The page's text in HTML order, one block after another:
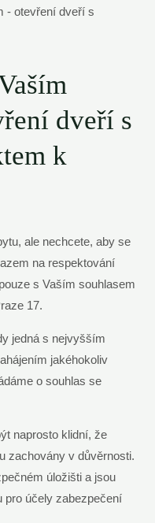
dveří s
k
ale nechcete, aby se
na respektování
s Vaším souhlasem
17.
jedná s nejvyšším
jakéhokoliv
o souhlas se
naprosto klidní, že
zachovány v důvěrnosti.
úložišti a jsou
pro účely zabezpečení